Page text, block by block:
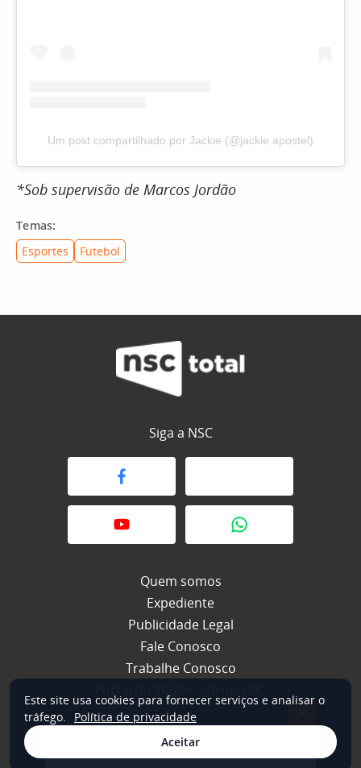
Um post compartilhado por Jackie (@jackie.apostel)
*Sob supervisão de Marcos Jordão
Temas:
Esportes
Futebol
Siga a NSC
Quem somos
Expediente
Publicidade Legal
Fale Conosco
Trabalhe Conosco
© 2026 NSC Total. Todos os direitos reservados.
Este site usa cookies para fornecer serviços e analisar o
tráfego.
Política de privacidade
Aceitar